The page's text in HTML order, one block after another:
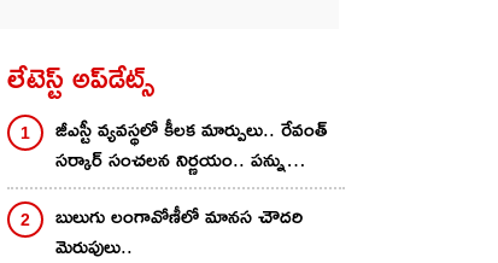
లేటెస్ట్ అప్‌డేట్స్
జీఎస్టీ వ్యవస్థలో కీలక మార్పులు.. రేవంత్
సర్కార్ సంచలన నిర్ణయం.. పన్ను
ఎగవేతదారులకు చెక్
బులుగు లంగావోణీలో మానస చౌదరి
మెరుపులు..